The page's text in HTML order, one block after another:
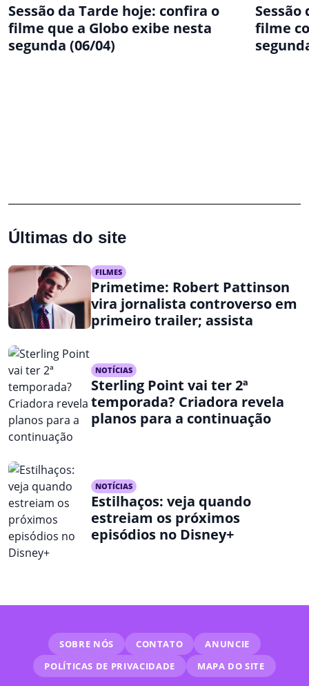
Sessão da Tarde hoje: confira o
filme que a Globo exibe nesta
segunda (06/04)
filme
Últimas do site
FILMES
Primetime: Robert Pattinson
vira jornalista controverso em
primeiro trailer; assista
NOTÍCIAS
Sterling Point vai ter 2ª
temporada? Criadora revela
planos para a continuação
NOTÍCIAS
Estilhaços: veja quando
estreiam os próximos
episódios no Disney+
SOBRE NÓS CONTATO
ANUNCIE
POLÍTICAS DE PRIVACIDADE
MAPA DO SITE